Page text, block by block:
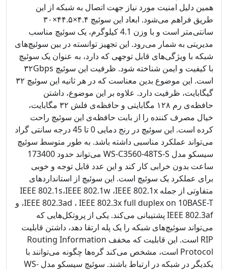
همین دلیل امنیت مورد نیاز جهت اتصال به شبکه از این
طریق فراهم می‌شود. ابعاد این سوئیچ ۴.۴×۴۴.۵×۳۰
سانتی‌متر است و با وزن 4.1 کیلوگرم، یک سوئیچ مناسب
مدیریتی به شمار می‌رود. این تجهیز توانسته در بین سوئیچ‌های
شبکه با ویژگی‌های قابل توجهی که دارد، به عنوان یک سوئیچ
با کیفیت و ایمن شناخته شود. ظرفیت این سوئیچ ۳۲Gbps
است. این موضوع بدین معناست که در هر ثانیه این سوئیچ ۳۲
گیگابایت، ظرفیت دارد. علاوه بر این موضوع، داشتن
حافظه‌ی رم ۱۲۸ مگابایتی و حافظه‌ی فلش ۳۲ مگابایت،
خیال مصرف کننده را از بابت حافظه‌ی این سوئیچ راحت
کرده است. این سوئیچ در رنج دمایی 0 تا 45 درجه سانتی گراد
می‌تواند عملکرد مناسبی داشته باشد. به طور متوسط سوئیچ
سیسکو مدل WS-C3560-48TS-S می‌تواند حدود 173400
ساعت بدون خرابی کار کند و این عدد قابل توجه و خوبی
برای عملکرد یک سوئیچ است. این سوئیچ از استانداردهای
متفاوتی از جمله IEEE 802.1s،IEEE 802.1w ،IEEE 802.1x
،IEEE 802.3ad ، IEEE 802.3x full duplex on 10BASE-T و
IEEE 802.3af پشتیبانی می‌کند. یکی از پروتکل‌هایی که
می‌تواند سوئیچ‌های شبکه را یک پله ارتقا دهد، داشتن قابلیت
RIP است. این قابلیت که مخفف Routing Information
Protocol است، مشخص می‌کند گره‌ها چگونه می‌توانند با
یکدیگر در شبکه در ارتباط باشند. سوئیچ سیسکو مدل WS-